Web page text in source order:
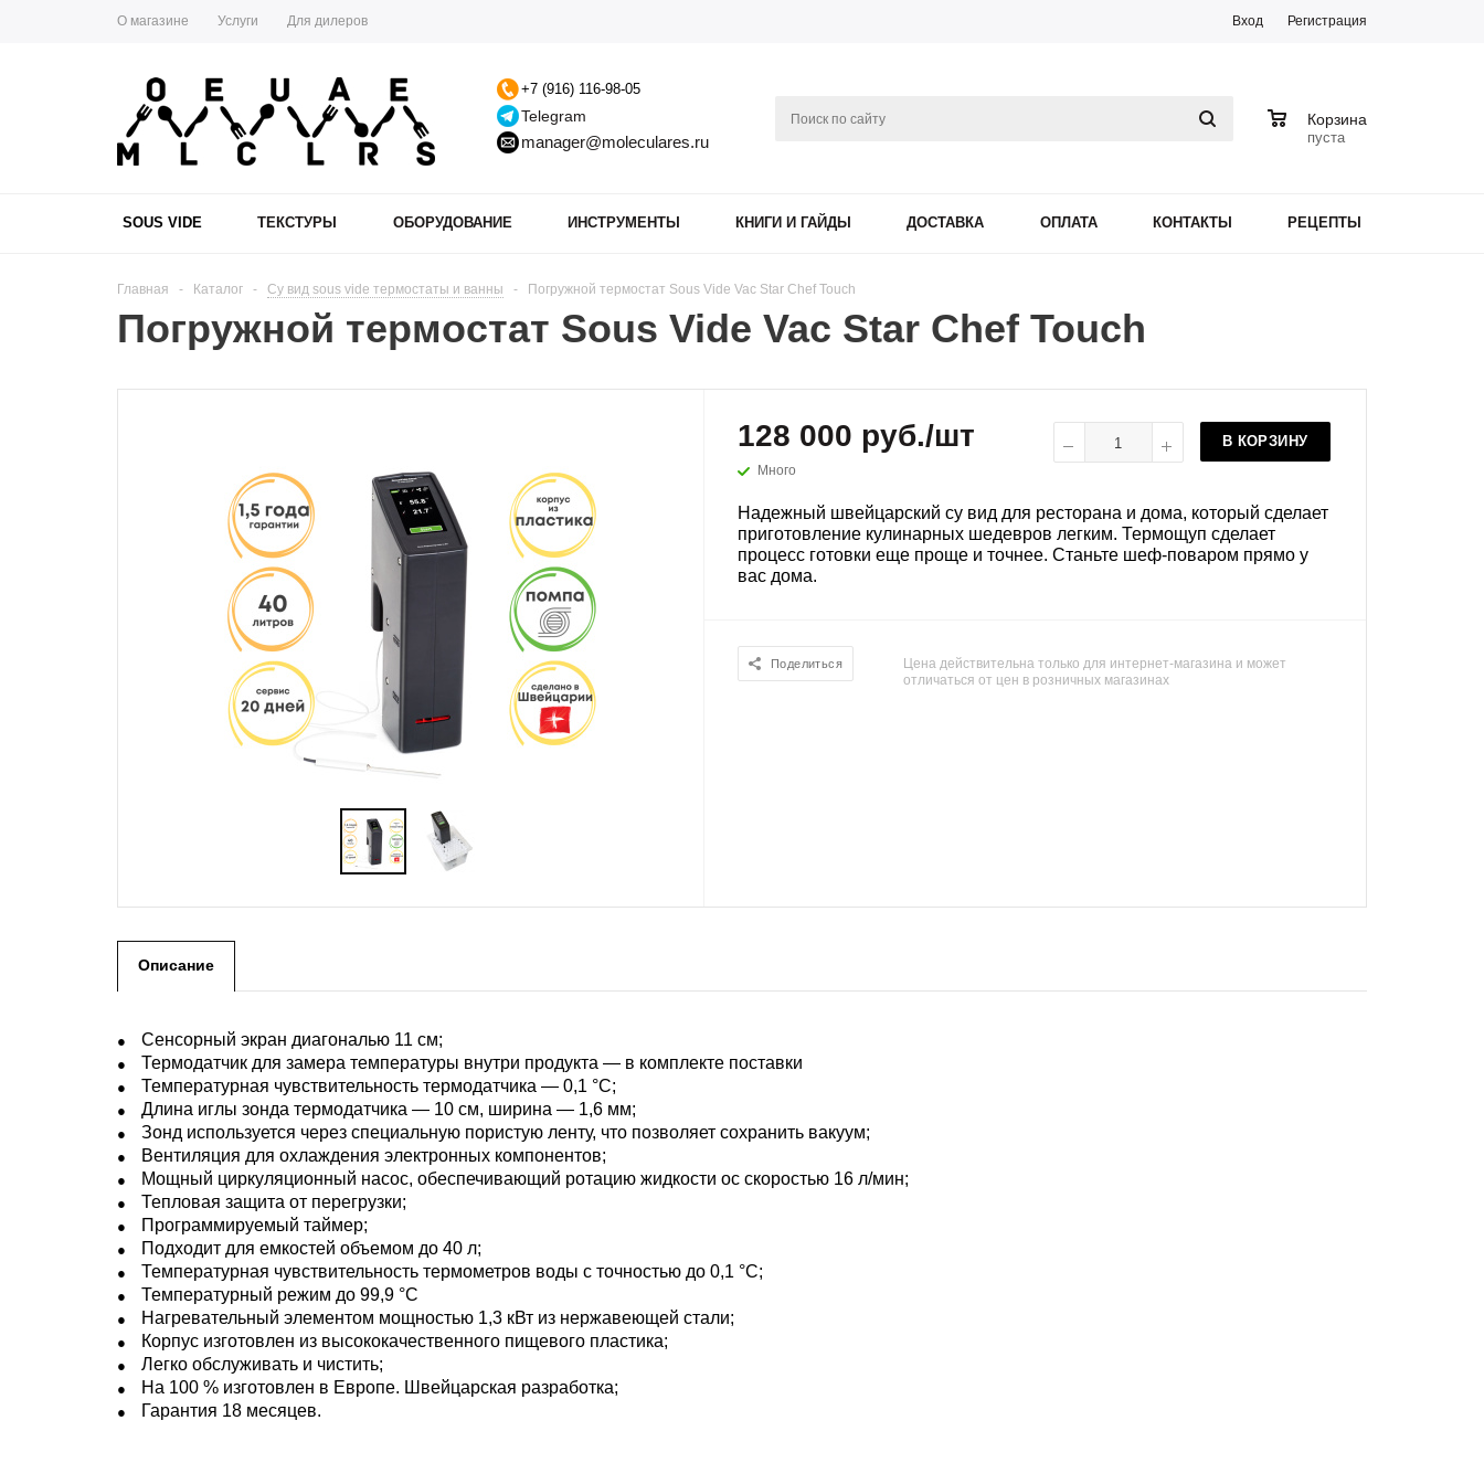
О магазине Услуги Для дилеров Вход Регистрация
+7 (916) 116-98-05
Telegram
manager@moleculares.ru
Корзина
пуста
SOUS VIDE ТЕКСТУРЫ ОБОРУДОВАНИЕ ИНСТРУМЕНТЫ КНИГИ И ГАЙДЫ ДОСТАВКА ОПЛАТА КОНТАКТЫ РЕЦЕПТЫ
Главная - Каталог - Су вид sous vide термостаты и ванны - Погружной термостат Sous Vide Vac Star Chef Touch
Погружной термостат Sous Vide Vac Star Chef Touch
128 000 руб./шт
Много
В КОРЗИНУ
Надежный швейцарский су вид для ресторана и дома, который сделает
приготовление кулинарных шедевров легким. Термощуп сделает
процесс готовки еще проще и точнее. Станьте шеф-поваром прямо у
вас дома.
Поделиться
Цена действительна только для интернет-магазина и может
отличаться от цен в розничных магазинах
Описание
Сенсорный экран диагональю 11 см;
Термодатчик для замера температуры внутри продукта — в комплекте поставки
Температурная чувствительность термодатчика — 0,1 °С;
Длина иглы зонда термодатчика — 10 см, ширина — 1,6 мм;
Зонд используется через специальную пористую ленту, что позволяет сохранить вакуум;
Вентиляция для охлаждения электронных компонентов;
Мощный циркуляционный насос, обеспечивающий ротацию жидкости ос скоростью 16 л/мин;
Тепловая защита от перегрузки;
Программируемый таймер;
Подходит для емкостей объемом до 40 л;
Температурная чувствительность термометров воды с точностью до 0,1 °С;
Температурный режим до 99,9 °C
Нагревательный элементом мощностью 1,3 кВт из нержавеющей стали;
Корпус изготовлен из высококачественного пищевого пластика;
Легко обслуживать и чистить;
На 100 % изготовлен в Европе. Швейцарская разработка;
Гарантия 18 месяцев.